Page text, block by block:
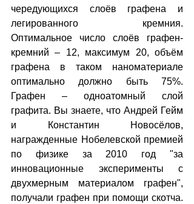
чередующихся слоёв графена и
легированного кремния.
Оптимальное число слоёв графен-
кремний – 12, максимум 20, объём
графена в таком наноматериале
оптимально должно быть 75%.
Графен – одноатомный слой
графита. Вы знаете, что Андрей Гейм
и Константин Новосёлов,
награжденные Нобелевской премией
по физике за 2010 год "за
инновационные эксперименты с
двухмерным материалом графен",
получали графен при помощи скотча.